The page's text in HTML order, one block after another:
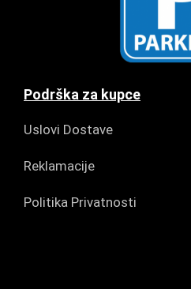
Podrška za kupce
Uslovi Dostave
Reklamacije
Politika Privatnosti